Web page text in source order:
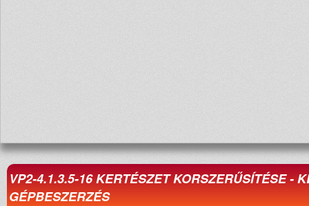
VP2-4.1.3.5-16 KERTÉSZET KORSZERŰSÍTÉSE -
GÉPBESZERZÉS